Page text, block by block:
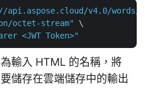
v4.0/words/
octet-stream"
\
<JWT Token>"
輸入 HTML 的名稱，將
儲存在雲端儲存中的輸出